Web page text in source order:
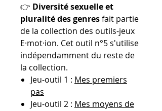
👉 Diversité sexuelle et
pluralité des genresfait partie
de la collection des outils-jeux
E·mot·ion. Cet outil n°5 s'utilise
indépendamment du reste de
la collection.
Jeu-outil 1 : Mes premiers
pas
Jeu-outil 2 : Mes moyens de